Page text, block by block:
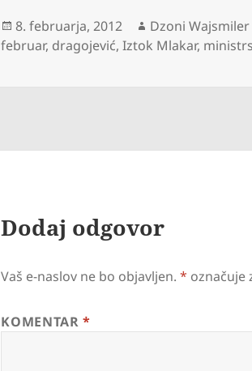
Objavljeno
dne
8. februarja, 2012 Avtor
Dzoni Wajsmiler
februar, dragojević,Iztok Mlakar,
Dodaj odgovor
Vaš e-naslov ne bo objavljen. * označuje
KOMENTAR*